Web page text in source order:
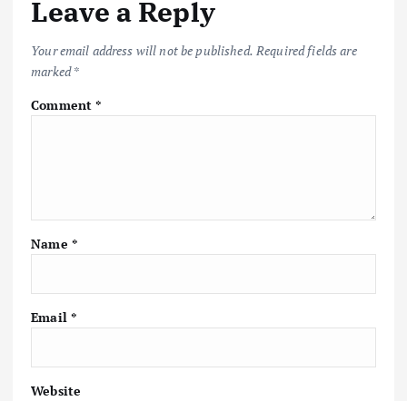
o
k
p
p k
Leave a Reply
Your email address will not be published. Required fields are
marked*
Comment*
Name *
Email *
Website